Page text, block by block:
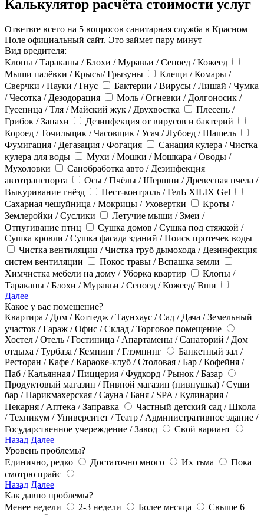
Калькулятор расчёта стоимости услуг
Ответьте всего на 5 вопросов санитарная служба в Красном
Поле официальный сайт. Это займет пару минут
Вид вредителя:
Клопы / Тараканы / Блохи / Муравьи / Сеноед / Кожеед
Мыши палёвки / Крысы/ Грызуны
Клещи / Комары /
Сверчки / Пауки / Гнус
Бактерии / Вирусы / Лишай / Чумка
/ Чесотка / Дезодорация
Моль / Огневки / Долгоносик /
Гусеница / Тля / Майский жук / Двухвостка
Плесень /
Грибок / Запахи
Дезинфекция от вирусов и бактерий
Короед / Точильщик / Часовщик / Усач / Лубоед / Шашель
Фумигация / Дегазация / Фогация
Санация кулера / Чистка
кулера для воды
Мухи / Мошки / Мошкара / Оводы /
Мухоловки
Санобработка авто / Дезинфекция
автотранспорта
Осы / Пчёлы / Шершни / Древесная пчела /
Выкуривание гнёзд
Пест-контроль / ГелЬ XILIX Gel
Сахарная чешуйница / Мокрицы / Уховертки
Кроты /
Землеройки / Суслики
Летучие мыши / Змеи /
Отпугивание птиц
Сушка домов / Сушка под стяжкой /
Сушка кровли / Сушка фасада зданий / Поиск протечек воды
Чистка вентиляции / Чистка труб дымохода / Дезинфекция
систем вентиляции
Покос травы / Вспашка земли
Химчистка мебели на дому / Уборка квартир
Клопы /
Тараканы / Блохи / Муравьи / Сеноед / Кожеед/ Вши
Далее
Какое у вас помещение?
Квартира / Дом / Коттедж / Таунхаус / Сад / Дача / Земельный
участок / Гараж / Офис / Склад / Торговое помещение
Хостел / Отель / Гостиница / Апартамены / Санаторий / Дом
отдыха / Турбаза / Кемпинг / Глэмпинг
Банкетный зал /
Ресторан / Кафе / Караоке-клуб / Столовая / Бар / Кофейня /
Паб / Кальянная / Пиццерия / Фудкорд / Рынок / Базар
Продуктовый магазин / Пивной магазин (пивнушка) / Суши
бар / Парикмахерская / Сауна / Баня / SPA / Кулинария /
Пекарня / Аптека / Заправка
Частный детский сад / Школа
/ Техникум / Университет / Театр / Административное здание /
Государственное учереждение / Завод
Свой вариант
Назад Далее
Уровень проблемы?
Единично, редко
Достаточно много Их тьма
Пока
смотрю прайс
Назад Далее
Как давно проблемы?
Менее недели
2-3 недели Более месяца
Свыше 6